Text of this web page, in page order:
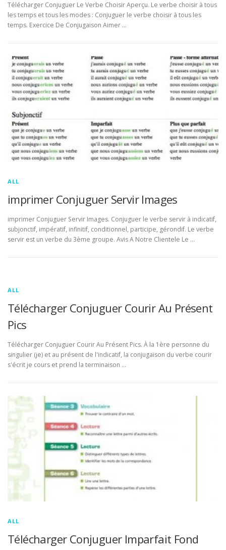
Télécharger Conjuguer Le Verbe Choisir Aperçu. Le verbe choisir à tous
les temps et tous les modes : Conjuguer le verbe choisir à tous les
temps. Exercice De Conjugaison Aimer …
ALL
imprimer Conjuguer Servir Images
imprimer Conjuguer Servir Images. Conjuguer le verbe servir à indicatif,
subjonctif, impératif, infinitif, conditionnel, participe, gérondif. Le verbe
servir est un verbe du 3ème groupe. Avis A Notre Clientele Le …
ALL
Télécharger Conjuguer Courir Au Présent
Pics
Télécharger Conjuguer Courir Au Présent Pics. À la 1ère personne du
singulier (je) et au présent de l'indicatif, la conjugaison du verbe courir
s'écrit je cours et prend la terminaison …
ALL
Télécharger Conjuguer Imparfait Fond